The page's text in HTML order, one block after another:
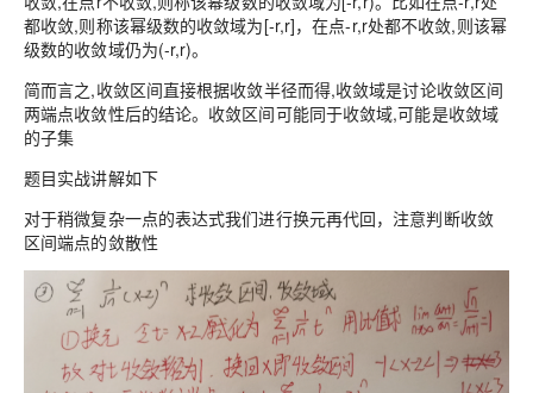
都收敛,则称该幂级数的收敛域为[-r,r]，在点-r,r处都不收敛,则该幂
级数的收敛域仍为(-r,r)。
简而言之,收敛区间直接根据收敛半径而得,收敛域是讨论收敛区间
两端点收敛性后的结论。收敛区间可能同于收敛域,可能是收敛域
的子集
题目实战讲解如下
对于稍微复杂一点的表达式我们进行换元再代回，注意判断收敛
区间端点的敛散性